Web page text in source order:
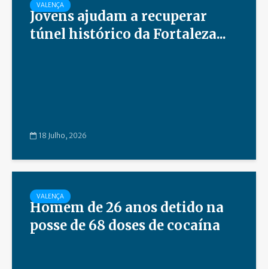
VALENÇA
Jovens ajudam a recuperar
túnel histórico da Fortaleza...
18 Julho, 2026
VALENÇA
Homem de 26 anos detido na
posse de 68 doses de cocaína